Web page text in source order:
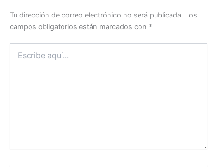
Tu dirección de correo electrónico no será publicada. Los
campos obligatorios están marcados con *
aquí...